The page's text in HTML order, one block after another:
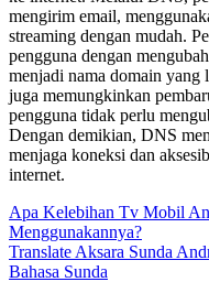
mengirim email,
streaming dengan mudah.
pengguna dengan
menjadi nama domain
juga memungkinkan
pengguna tidak perlu
Dengan demikian, DNS
menjaga koneksi dan
internet.
Post
navigation
Apa Kelebihan Tv Mobil
Menggunakannya?
Translate Aksara Sunda
Bahasa Sunda